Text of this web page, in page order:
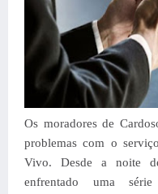
Os moradores de
problemas com o
Vivo. Desde a noite
enfrentado uma